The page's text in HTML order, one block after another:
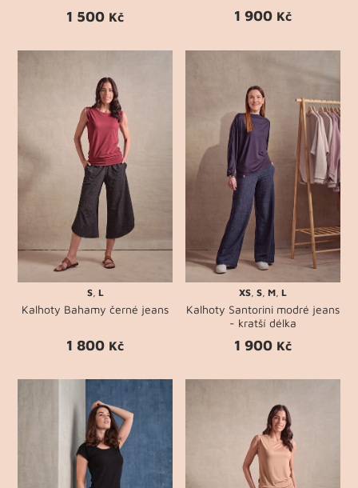
1 500 Kč 1 900 Kč
S, L
Kalhoty Bahamy černé jeans
1 800 Kč
XS, S, M, L
Kalhoty Santorini modré jeans
- kratší délka
1 900 Kč